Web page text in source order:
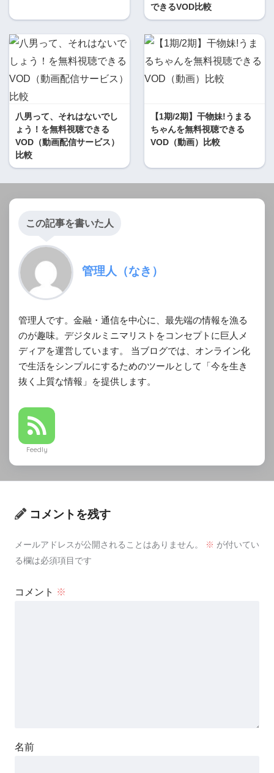
できるVOD比較
八男って、それはないでし
ょう！を無料視聴できる
VOD（動画配信サービス）
比較
【1期/2期】干物妹!うまる
ちゃんを無料視聴できる
VOD（動画）比較
この記事を書いた人
管理人（なき）
管理人です。金融・通信を中心に、最先端の情報を漁る
のが趣味。デジタルミニマリストをコンセプトに巨人メ
ディアを運営しています。 当ブログでは、オンライン化
で生活をシンプルにするためのツールとして「今を生き
抜く上質な情報」を提供します。
Feedly
コメントを残す
メールアドレスが公開されることはありません。 ※ が付いてい
る欄は必須項目です
コメント ※
名前